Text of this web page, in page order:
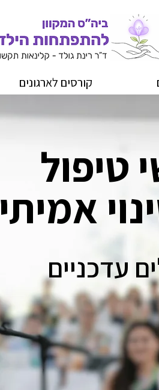
קורסים לארגונים
טיפול
אמיתי
עדכניים